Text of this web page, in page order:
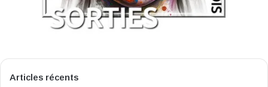
Articles récents